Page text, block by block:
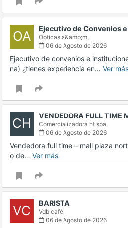
OA Ejecutivo de Convenios
Opticas a&amp;m,
06 de Agosto de 2026
Ejecutivo de convenios e
na) ¿tienes experiencia en… Ver más
CH VENDEDORA FULL TIME
Comercializadora ht spa,
06 de Agosto de 2026
Vendedora full time – mall plaza
o de… Ver más
VC BARISTA
Vdb café,
06 de Agosto de 2026